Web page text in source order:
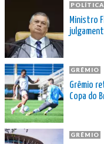
POLÍTICA
Ministro
GRÊMIO
Grêmio
Copa do
GRÊMIO